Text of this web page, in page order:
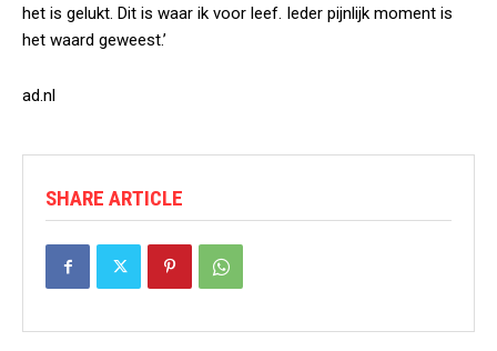
het is gelukt. Dit is waar ik voor leef. Ieder pijnlijk moment is
het waard geweest.’
ad.nl
SHARE ARTICLE